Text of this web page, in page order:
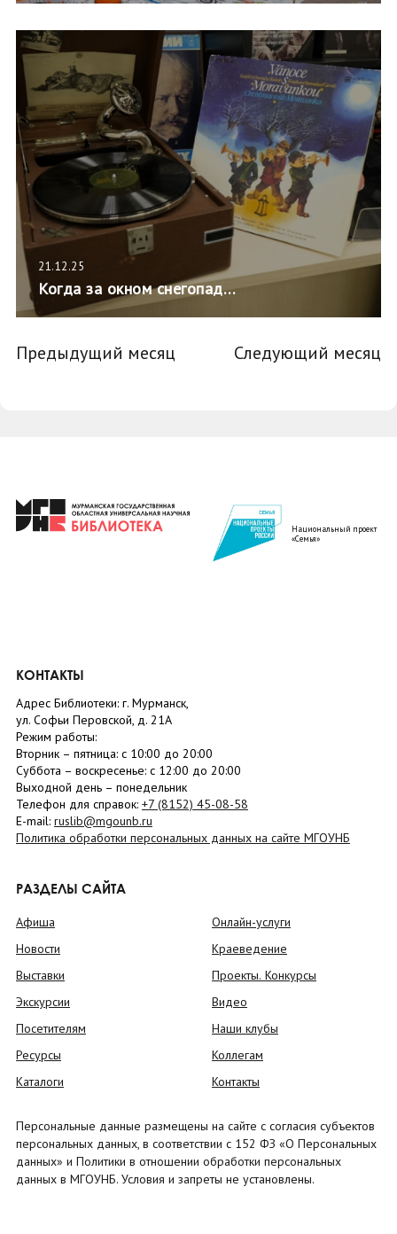
21.12.25
Когда за окном снегопад…
Предыдущий месяц Следующий месяц
Национальный проект
«Семья»
КОНТАКТЫ
Адрес Библиотеки: г. Мурманск,
ул. Софьи Перовской, д. 21А
Режим работы:
Вторник – пятница: с 10:00 до 20:00
Суббота – воскресенье: c 12:00 до 20:00
Выходной день – понедельник
Телефон для справок: +7 (8152) 45-08-58
E-mail: ruslib@mgounb.ru
Политика обработки персональных данных на сайте МГОУНБ
РАЗДЕЛЫ САЙТА
Афиша
Новости
Выставки
Экскурсии
Посетителям
Ресурсы
Каталоги
Онлайн-услуги
Краеведение
Проекты. Конкурсы
Видео
Наши клубы
Коллегам
Контакты
Персональные данные размещены на сайте с согласия субъектов
персональных данных, в соответствии с 152 ФЗ «О Персональных
данных» и Политики в отношении обработки персональных
данных в МГОУНБ. Условия и запреты не установлены.